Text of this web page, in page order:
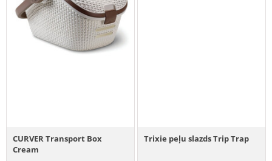
CURVER Transport Box
Cream
Trixie peļu slazds Trip Trap